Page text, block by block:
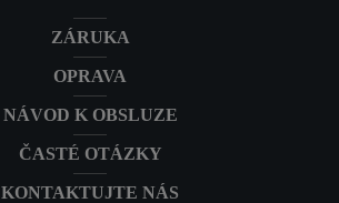
ZÁRUKA
OPRAVA
NÁVOD K OBSLUZE
ČASTÉ OTÁZKY
KONTAKTUJTE NÁS